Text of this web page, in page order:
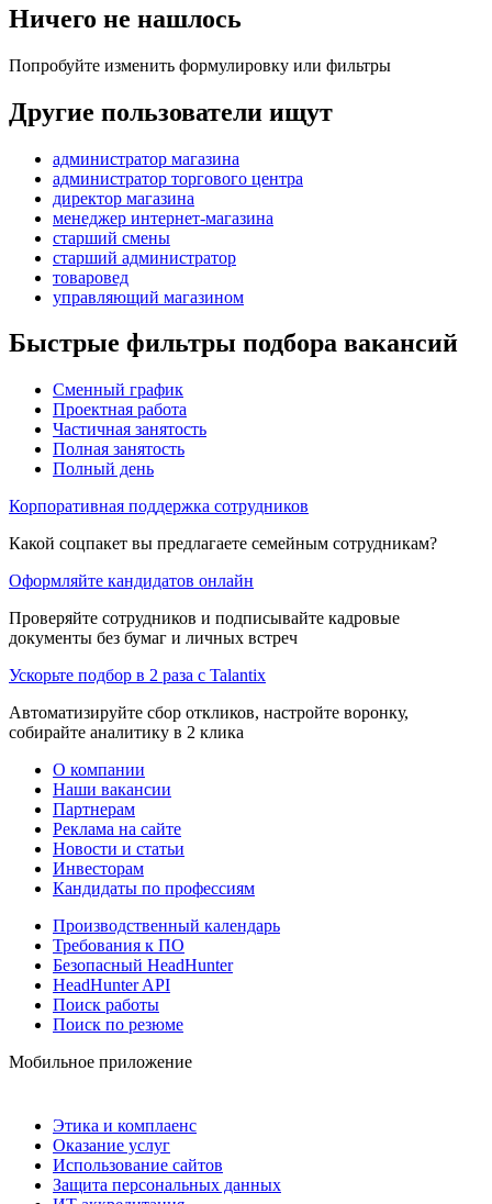
Ничего не нашлось
Попробуйте изменить формулировку или фильтры
Другие пользователи ищут
администратор магазина
администратор торгового центра
директор магазина
менеджер интернет-магазина
старший смены
старший администратор
товаровед
управляющий магазином
Быстрые фильтры подбора вакансий
Сменный график
Проектная работа
Частичная занятость
Полная занятость
Полный день
Корпоративная поддержка сотрудников
Какой соцпакет вы предлагаете семейным сотрудникам?
Оформляйте кандидатов онлайн
Проверяйте сотрудников и подписывайте кадровые
документы без бумаг и личных встреч
Ускорьте подбор в 2 раза с Talantix
Автоматизируйте сбор откликов, настройте воронку,
собирайте аналитику в 2 клика
О компании
Наши вакансии
Партнерам
Реклама на сайте
Новости и статьи
Инвесторам
Кандидаты по профессиям
Производственный календарь
Требования к ПО
Безопасный HeadHunter
HeadHunter API
Поиск работы
Поиск по резюме
Мобильное приложение
Этика и комплаенс
Оказание услуг
Использование сайтов
Защита персональных данных